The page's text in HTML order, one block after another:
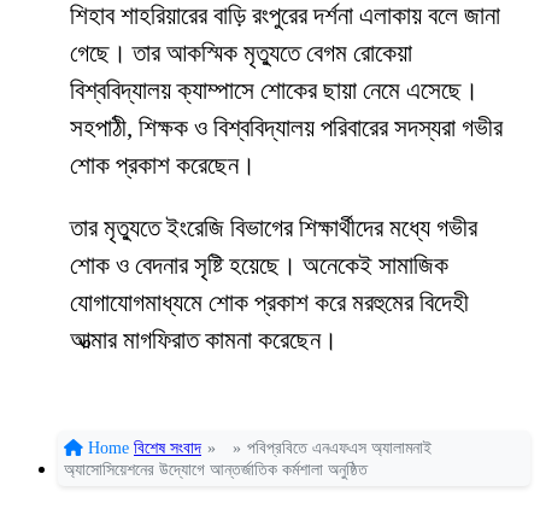
শিহাব শাহরিয়ারের বাড়ি রংপুরের দর্শনা এলাকায় বলে জানা
গেছে। তার আকস্মিক মৃত্যুতে বেগম রোকেয়া
বিশ্ববিদ্যালয় ক্যাম্পাসে শোকের ছায়া নেমে এসেছে।
সহপাঠী, শিক্ষক ও বিশ্ববিদ্যালয় পরিবারের সদস্যরা গভীর
শোক প্রকাশ করেছেন।
তার মৃত্যুতে ইংরেজি বিভাগের শিক্ষার্থীদের মধ্যে গভীর
শোক ও বেদনার সৃষ্টি হয়েছে। অনেকেই সামাজিক
যোগাযোগমাধ্যমে শোক প্রকাশ করে মরহুমের বিদেহী
আত্মার মাগফিরাত কামনা করেছেন।
Home বিশেষ সংবাদ » » পবিপ্রবিতে এনএফএস অ্যালামনাই
অ্যাসোসিয়েশনের উদ্যোগে আন্তর্জাতিক কর্মশালা অনুষ্ঠিত